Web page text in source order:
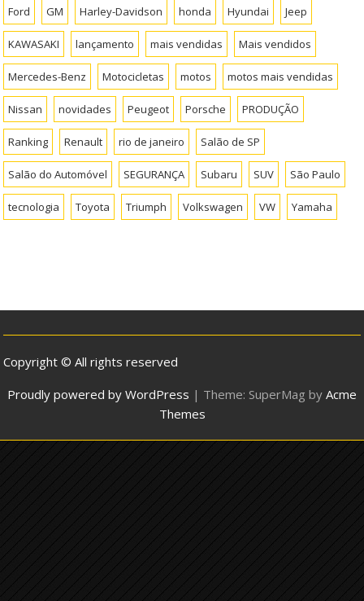
Ford GM Harley-Davidson honda Hyundai Jeep
KAWASAKI lançamento mais vendidas Mais vendidos
Mercedes-Benz Motocicletas motos motos mais vendidas
Nissan novidades Peugeot Porsche PRODUÇÃO
Ranking Renault rio de janeiro Salão de SP
Salão do Automóvel SEGURANÇA Subaru SUV São Paulo
tecnologia Toyota Triumph Volkswagen VW Yamaha
Copyright © All rights reserved
Proudly powered by WordPress | Theme: SuperMag by Acme
Themes